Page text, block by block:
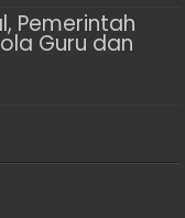
Pemerintah
Guru dan